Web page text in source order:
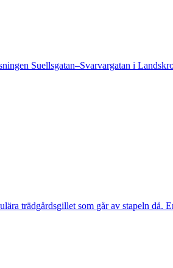
Suellsgatan–Svarvargatan i
trädgårdsgillet som går av stapeln då.